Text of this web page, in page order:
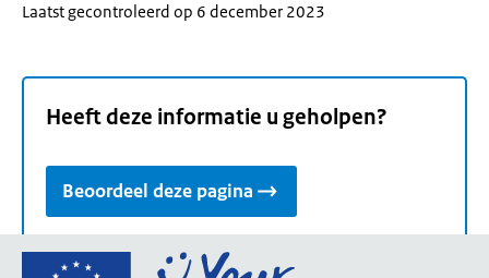
Laatst gecontroleerd op 6 december 2023
Heeft deze informatie u geholpen?
Beoordeel deze pagina
Ga